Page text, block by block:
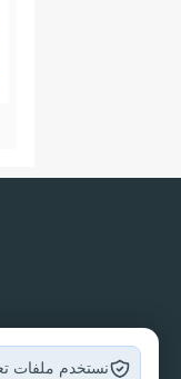
نستخدم ملفات